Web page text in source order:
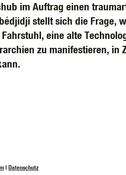
im Auftrag einen
stellt sich die Frage,
eine alte
zu manifestieren, in
| Datenschutz